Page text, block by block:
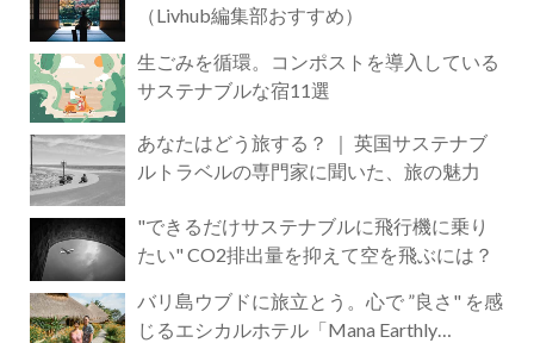
（Livhub編集部おすすめ）
生ごみを循環。コンポストを導入している
サステナブルな宿11選
あなたはどう旅する？ ｜ 英国サステナブ
ルトラベルの専門家に聞いた、旅の魅力
"できるだけサステナブルに飛行機に乗り
たい" CO2排出量を抑えて空を飛ぶには？
バリ島ウブドに旅立とう。心で ”良さ" を感
じるエシカルホテル「Mana Earthly